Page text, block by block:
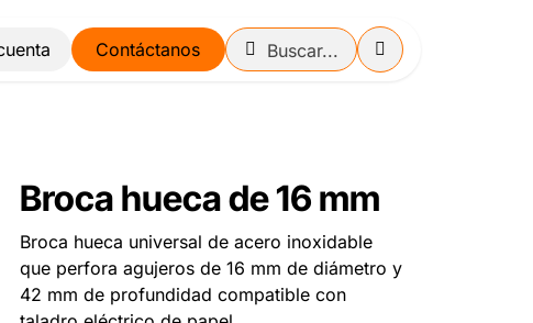
Blog Contáctanos
Broca hueca de 16 mm
Broca hueca universal de acero inoxidable
que perfora agujeros de 16 mm de diámetro y
42 mm de profundidad compatible con